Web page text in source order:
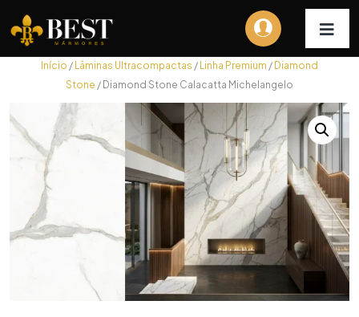
Início / Lâminas Ultracompactas / Linha Premium / Diamond
Stone / Diamond Stone Calacatta Michelangelo